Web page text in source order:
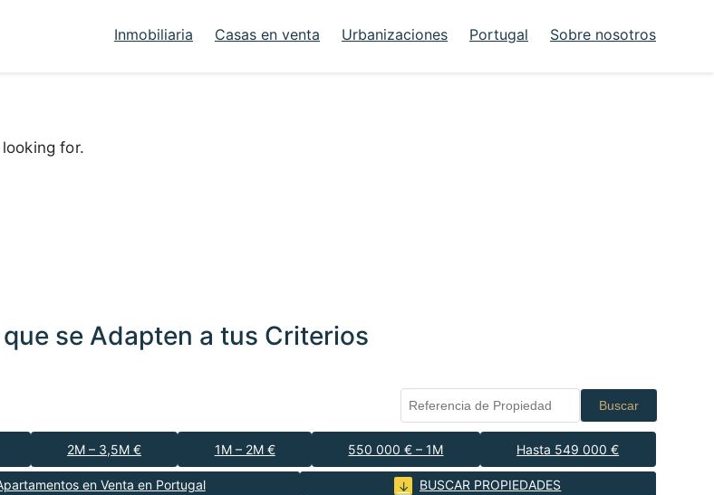
Inmobiliaria Casas en venta Urbanizaciones Portugal Sobre nosotros
for.
se Adapten a tus Criterios
Buscar
2M – 3,5M € 1M – 2M € 550 000 € – 1M Hasta 549 000 €
en Venta en Portugal BUSCAR PROPIEDADES